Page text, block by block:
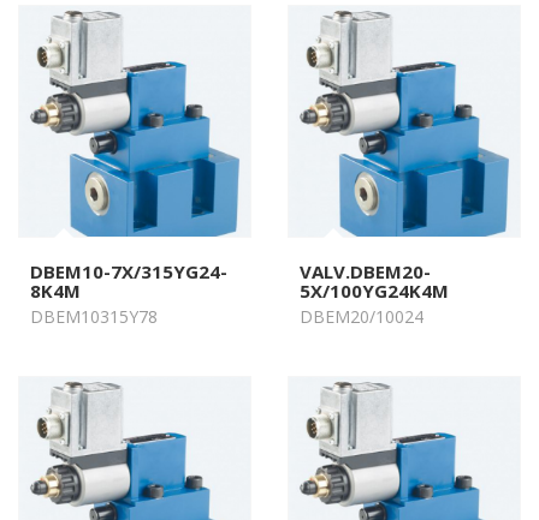
DBEM10-7X/315YG24-
8K4M
DBEM10315Y78
VALV.DBEM20-
5X/100YG24K4M
DBEM20/10024